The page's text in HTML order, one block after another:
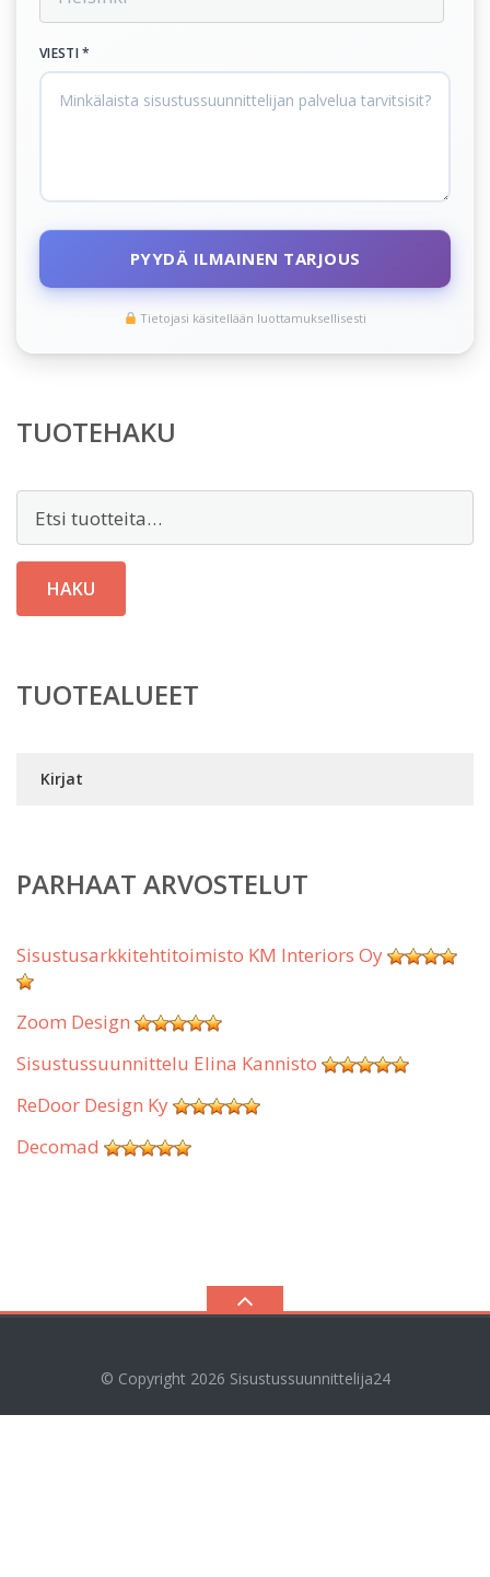
VIESTI *
PYYDÄ ILMAINEN TARJOUS
Tietojasi käsitellään luottamuksellisesti
TUOTEHAKU
HAKU
TUOTEALUEET
Kirjat
PARHAAT ARVOSTELUT
Sisustusarkkitehtitoimisto KM Interiors Oy
Zoom Design
Sisustussuunnittelu Elina Kannisto
ReDoor Design Ky
Decomad
© Copyright 2026 Sisustussuunnittelija24